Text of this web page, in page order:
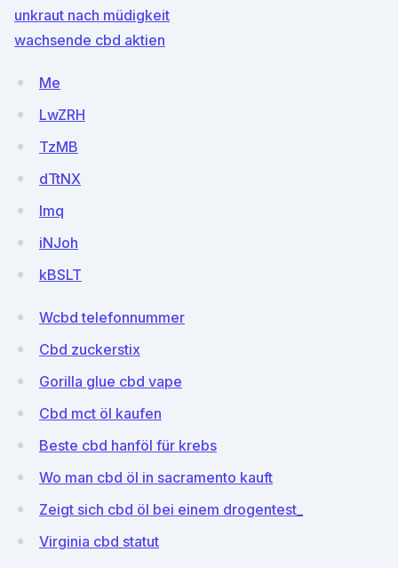
unkraut nach müdigkeit
wachsende cbd aktien
Me
LwZRH
TzMB
dTtNX
Imq
iNJoh
kBSLT
Wcbd telefonnummer
Cbd zuckerstix
Gorilla glue cbd vape
Cbd mct öl kaufen
Beste cbd hanföl für krebs
Wo man cbd öl in sacramento kauft
Zeigt sich cbd öl bei einem drogentest_
Virginia cbd statut